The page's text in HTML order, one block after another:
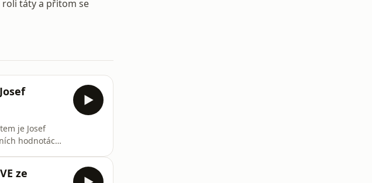
roli táty a přitom se
je Josef
hodnotách,
ze